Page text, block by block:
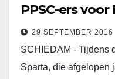
PPSC-ers
29 SEPTEMBER 2016
SCHIEDAM - Tijdens
Sparta, die afgelopen